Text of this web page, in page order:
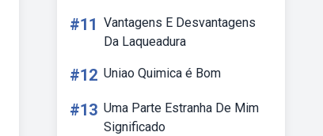
#11 Vantagens E Desvantagens
Da Laqueadura
#12 Uniao Quimica é Bom
#13 Uma Parte Estranha De Mim
Significado